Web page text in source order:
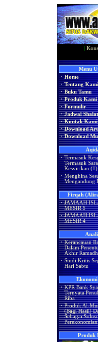
Menu
· Home
· Tentang Kami
· Buku Tamu
· Produk Kami
· Formulir
· Jadwal Shalat
· Kontak Kami
· Download
· Download
· Termasuk
Termasuk
Kesyirikan (1)
· Menghina
Mengandung
Firqah
· JAMAAH
MESIR 5
· JAMAAH
MESIR 4
· Kerancauan
Dalam
Akhir
· Studi Kritis
Hari Sabtu
· KPR Bank
Ternyata
Riba
· Produk Al-
(Bagi Hasil)
Sebagai Solusi
Produk